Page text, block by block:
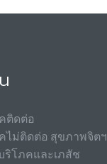
ติดต่อ
ไม่ติดต่อ สุขภาพจิตฯ
ริโภคและเภสัช